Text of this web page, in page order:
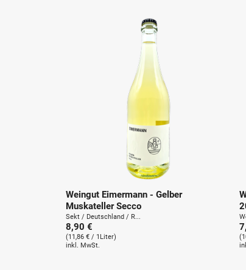
Weingut Eimermann - Gelber
Muskateller Secco
Sekt / Deutschland / R...
8,90 €
(11,86 € / 1Liter)
inkl. MwSt.